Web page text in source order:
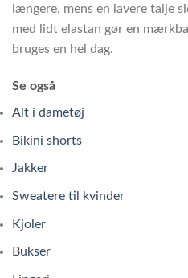
længere, mens en lavere talje
med lidt elastan gør en
bruges en hel dag.
Se også
Alt i dametøj
Bikini shorts
Jakker
Sweatere til kvinder
Kjoler
Bukser